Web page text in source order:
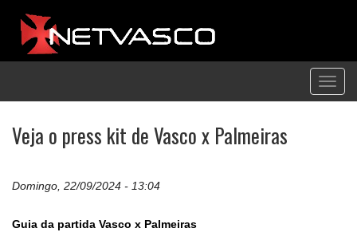
Veja o press kit de Vasco x Palmeiras
Domingo, 22/09/2024 - 13:04
Guia da partida Vasco x Palmeiras